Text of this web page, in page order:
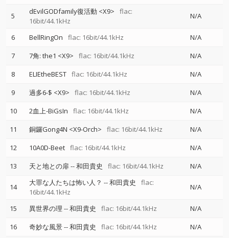
5 dEvilGODfamily復活動 <X9>
flac:
16bit/44.1kHz
N/A
6 BellRingOn flac: 16bit/44.1kHz
N/A
7
7角: the1 <X9> flac: 16bit/44.1kHz
N/A
8
ELIEtheBEST flac: 16bit/44.1kHz
N/A
9
過多6-$ <X9> flac: 16bit/44.1kHz
N/A
10
2血上-BiGsIn flac: 16bit/44.1kHz
N/A
11
銅鑼Gong4N <X9-Orch> flac: 16bit/44.1kHz
N/A
12
10A0D-Beet flac: 16bit/44.1kHz
N/A
13
天と地との扉--和田貴史 flac: 16bit/44.1kHz N/A
14 大罪な人たちは怖い人？ --和田貴史
flac:
16bit/44.1kHz
N/A
15 異世界の理 --和田貴史 flac: 16bit/44.1kHz
N/A
16
奇妙な風景--和田貴史 flac: 16bit/44.1kHz N/A